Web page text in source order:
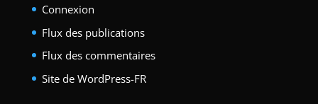
Connexion
Flux des publications
Flux des commentaires
Site de WordPress-FR